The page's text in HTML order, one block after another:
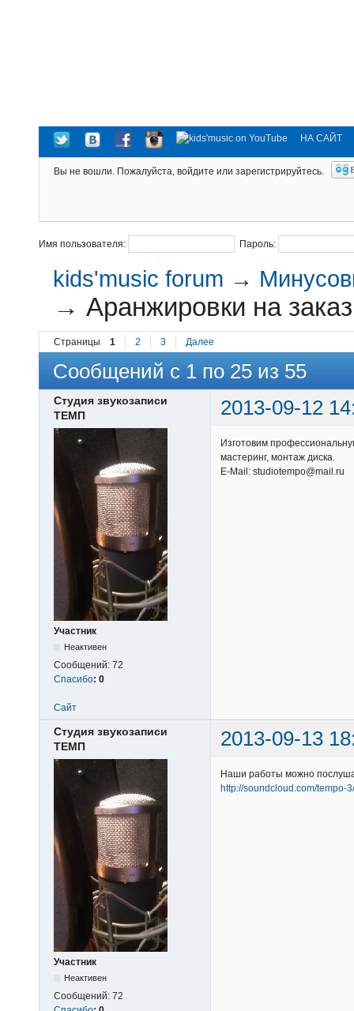
НА САЙТ
Вы не вошли. Пожалуйста, войдите или зарегистрируйтесь.
Имя пользователя: Пароль:
kids'music forum →
→Аранжировки на
Страницы 1 2 3 Далее
Сообщений с 1 по 25 из 55
Студия звукозаписи
ТЕМП
2013-09-12
Участник
Неактивен
Сообщений: 72
Спасибо: 0
Изготовим
мастеринг, монтаж диска.
E-Mail: studiotempo@mail.ru
Сайт
Студия звукозаписи
ТЕМП
2013-09-13
Участник
Неактивен
Сообщений: 72
Наши работы можно
http://soundcloud.com/tempo-